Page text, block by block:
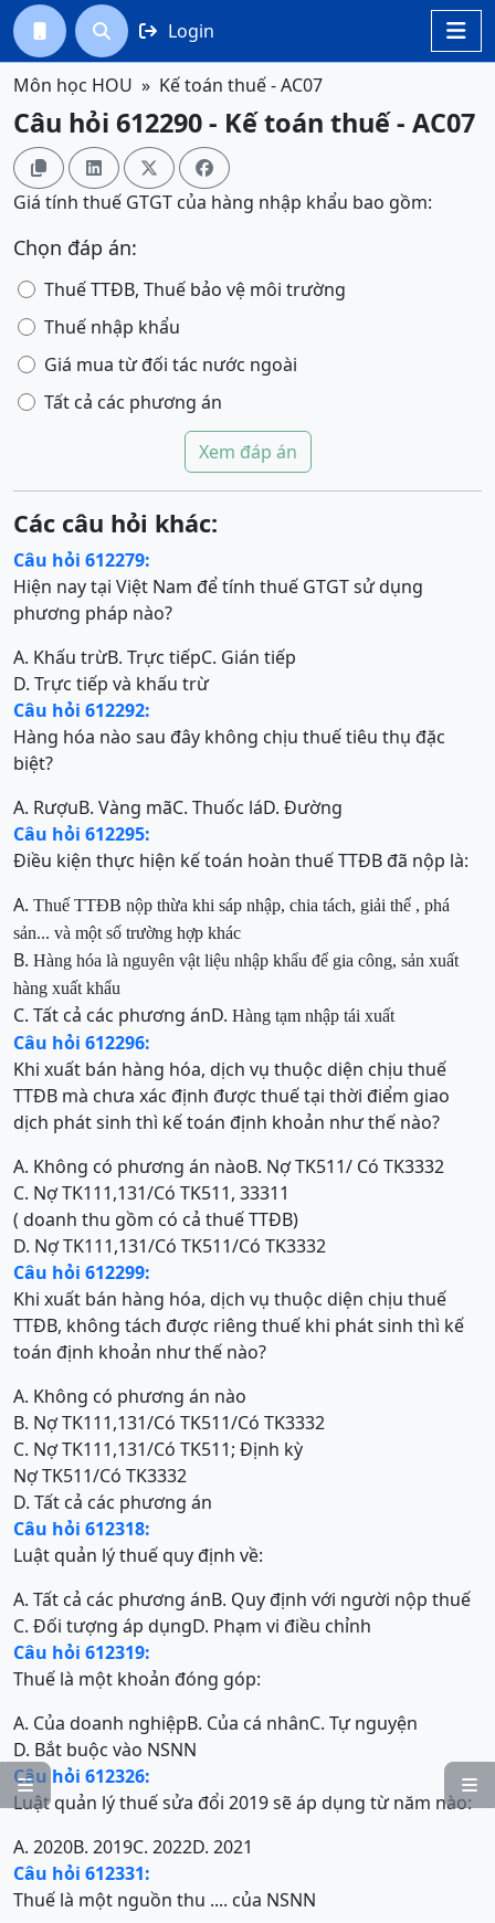

  Login


Môn học HOU Kế toán thuế - AC07
Câu hỏi 612290 - Kế toán thuế - AC07
   
Giá tính thuế GTGT của hàng nhập khẩu bao gồm:
Chọn đáp án:
Thuế TTĐB, Thuế bảo vệ môi trường
Thuế nhập khẩu
Giá mua từ đối tác nước ngoài
Tất cả các phương án
Xem đáp án
Các câu hỏi khác:
Câu hỏi 612279:
Hiện nay tại Việt Nam để tính thuế GTGT sử dụng
phương pháp nào?
A. Khấu trừB. Trực tiếpC. Gián tiếp
D. Trực tiếp và khấu trừ
Câu hỏi 612292:
Hàng hóa nào sau đây không chịu thuế tiêu thụ đặc
biệt?
A. RượuB. Vàng mãC. Thuốc láD. Đường
Câu hỏi 612295:
Điều kiện thực hiện kế toán hoàn thuế TTĐB đã nộp là:
A. Thuế TTĐB nộp thừa khi sáp nhập, chia tách, giải thể , phá
sản... và một số trường hợp khác
B. Hàng hóa là nguyên vật liệu nhập khẩu để gia công, sản xuất
hàng xuất khẩu
C. Tất cả các phương ánD. Hàng tạm nhập tái xuất
Câu hỏi 612296:
Khi xuất bán hàng hóa, dịch vụ thuộc diện chịu thuế
TTĐB mà chưa xác định được thuế tại thời điểm giao
dịch phát sinh thì kế toán định khoản như thế nào?
A. Không có phương án nàoB. Nợ TK511/ Có TK3332
C. Nợ TK111,131/Có TK511, 33311
( doanh thu gồm có cả thuế TTĐB)
D. Nợ TK111,131/Có TK511/Có TK3332
Câu hỏi 612299:
Khi xuất bán hàng hóa, dịch vụ thuộc diện chịu thuế
TTĐB, không tách được riêng thuế khi phát sinh thì kế
toán định khoản như thế nào?
A. Không có phương án nào
B. Nợ TK111,131/Có TK511/Có TK3332
C. Nợ TK111,131/Có TK511; Định kỳ
Nợ TK511/Có TK3332
D. Tất cả các phương án
Câu hỏi 612318:
Luật quản lý thuế quy định về:
A. Tất cả các phương ánB. Quy định với người nộp thuế
C. Đối tượng áp dụngD. Phạm vi điều chỉnh
Câu hỏi 612319:
Thuế là một khoản đóng góp:
A. Của doanh nghiệpB. Của cá nhânC. Tự nguyện
D. Bắt buộc vào NSNN
Câu hỏi 612326:
Luật quản lý thuế sửa đổi 2019 sẽ áp dụng từ năm nào:
A. 2020B. 2019C. 2022D. 2021
Câu hỏi 612331:
Thuế là một nguồn thu .... của NSNN